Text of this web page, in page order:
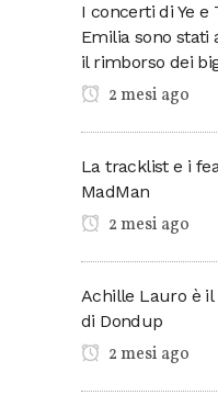
I concerti di Ye e
Emilia sono stati
il rimborso dei
2 mesi ago
La tracklist e i
MadMan
2 mesi ago
Achille Lauro è
di Dondup
2 mesi ago